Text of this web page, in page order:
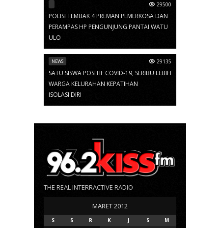
29500
POLISI TEMBAK 4 PREMAN PEMERKOSA DAN
PERAMPAS HP PENGUNJUNG PANTAI WATU
ULO
NEWS 29135
SATU SISWA POSITIF COVID-19, SERIBU LEBIH
WARGA KELURAHAN KEPATIHAN
ISOLASI DIRI
THE REAL INTERRACTIVE RADIO
MARET 2012
S S R K J S M